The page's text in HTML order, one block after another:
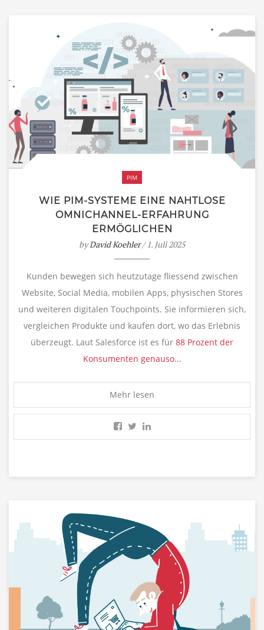
PIM
WIE PIM-SYSTEME EINE NAHTLOSE
OMNICHANNEL-ERFAHRUNG
ERMÖGLICHEN
byDavid Koehler/ 1. Juli 2025
Kunden bewegen sich heutzutage fliessend zwischen
Website, Social Media, mobilen Apps, physischen Stores
und weiteren digitalen Touchpoints. Sie informieren sich,
vergleichen Produkte und kaufen dort, wo das Erlebnis
überzeugt. Laut Salesforce ist es für 88 Prozent der
Konsumenten genauso...
Mehr lesen